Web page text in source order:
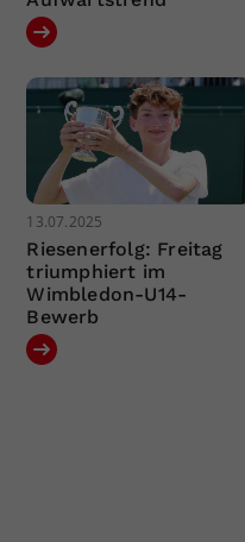
13.07.2025
Riesenerfolg: Freitag
triumphiert im
Wimbledon-U14-
Bewerb